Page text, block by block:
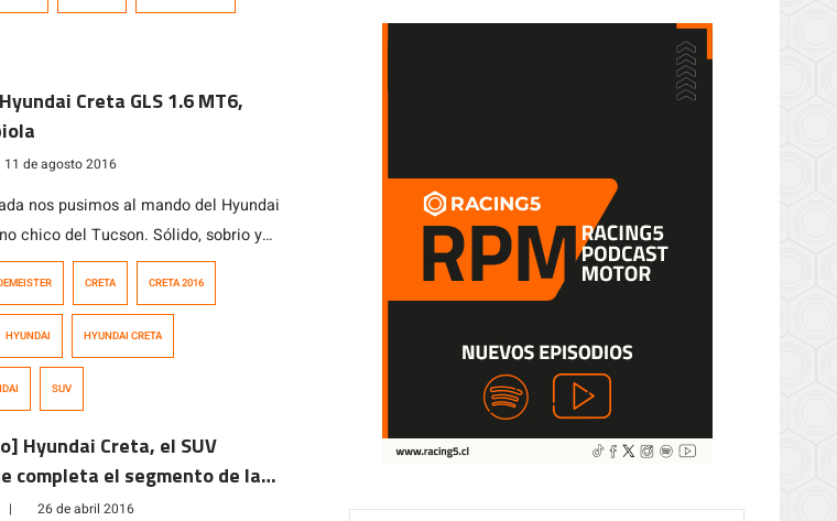
versiones con precios que parten
[…]
Creta GLS 1.6 MT6,
11 de agosto 2016
nos pusimos al mando del Hyundai
chico del Tucson. Sólido, sobrio y
conocerlo a fondo por algunos días.
CRETA CRETA 2016
HYUNDAI HYUNDAI CRETA
SUV
Hyundai Creta, el SUV
completa el segmento de la
| 26 de abril 2016